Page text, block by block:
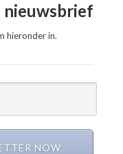
nieuwsbrief
hieronder in.
NOW